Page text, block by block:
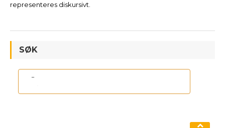
representeres diskursivt.
SØK